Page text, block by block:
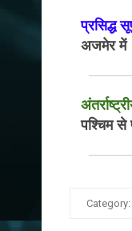
प्रसिद्ध
अजमेर में
पश्चिम से
Category: